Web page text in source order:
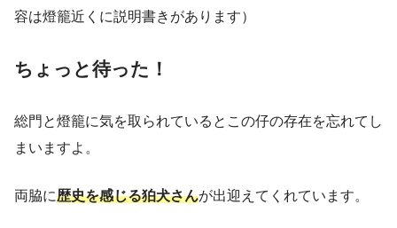
容は燈籠近くに説明書きがあります）
ちょっと待った！
総門と燈籠に気を取られているとこの仔の存在を忘れてし
まいますよ。
両脇に歴史を感じる狛犬さんが出迎えてくれています。